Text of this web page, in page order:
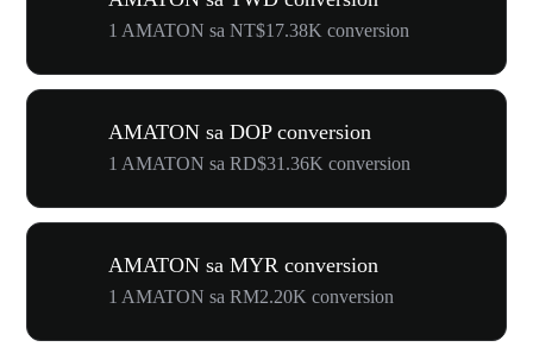
1 AMATON sa NT$17.38K conversion
AMATON sa DOP conversion
1 AMATON sa RD$31.36K conversion
AMATON sa MYR conversion
1 AMATON sa RM2.20K conversion